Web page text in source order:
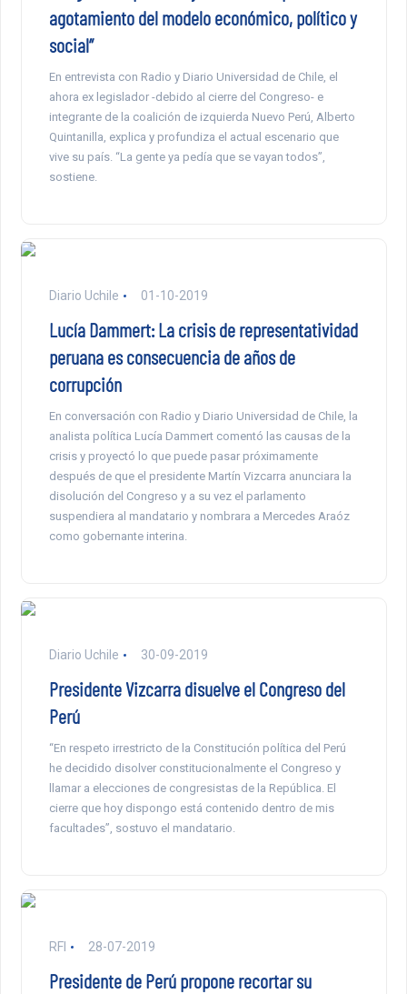
agotamiento del modelo económico, político y
social”
En entrevista con Radio y Diario Universidad de Chile, el
ahora ex legislador -debido al cierre del Congreso- e
integrante de la coalición de izquierda Nuevo Perú, Alberto
Quintanilla, explica y profundiza el actual escenario que
vive su país. “La gente ya pedía que se vayan todos”,
sostiene.
Diario Uchile 01-10-2019
Lucía Dammert: La crisis de representatividad
peruana es consecuencia de años de
corrupción
En conversación con Radio y Diario Universidad de Chile, la
analista política Lucía Dammert comentó las causas de la
crisis y proyectó lo que puede pasar próximamente
después de que el presidente Martín Vizcarra anunciara la
disolución del Congreso y a su vez el parlamento
suspendiera al mandatario y nombrara a Mercedes Araóz
como gobernante interina.
Diario Uchile 30-09-2019
Presidente Vizcarra disuelve el Congreso del
Perú
“En respeto irrestricto de la Constitución política del Perú
he decidido disolver constitucionalmente el Congreso y
llamar a elecciones de congresistas de la República. El
cierre que hoy dispongo está contenido dentro de mis
facultades”, sostuvo el mandatario.
RFI 28-07-2019
Presidente de Perú propone recortar su